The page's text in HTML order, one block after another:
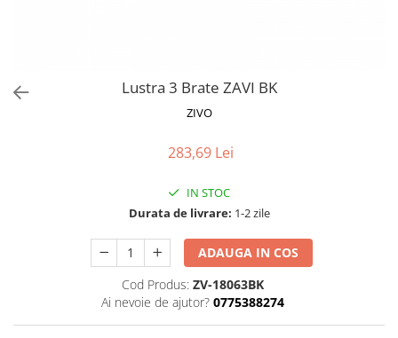
Lustra 3 Brate ZAVI BK
ZIVO
283,69 Lei
IN STOC
Durata de livrare: 1-2 zile
ADAUGA IN COS
Cod Produs: ZV-18063BK
Ai nevoie de ajutor? 0775388274